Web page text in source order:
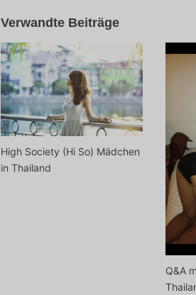
Verwandte Beiträge
High Society (Hi So) Mädchen
in Thailand
Q&A